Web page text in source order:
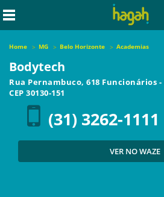
Home MG Belo Horizonte Academias
Bodytech
Rua Pernambuco, 618 Funcionários -
CEP 30130-151
(31) 3262-1111
VER NO WAZE